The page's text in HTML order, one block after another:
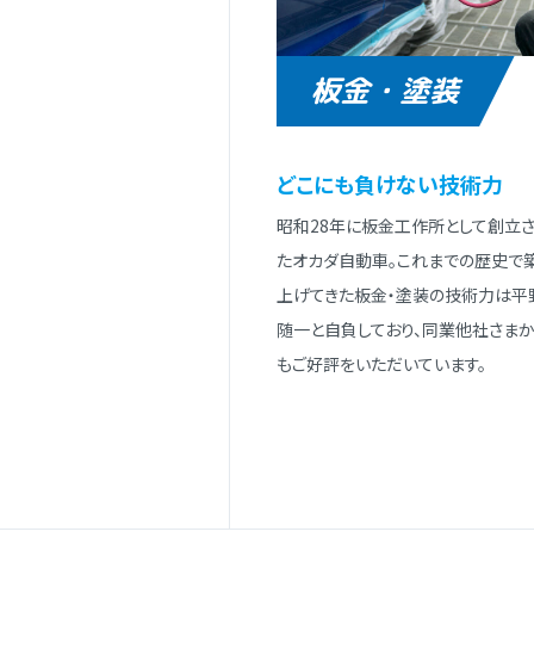
板金・塗装
どこにも負けない技術⼒
昭和28年に板⾦⼯作所として創⽴
たオカダ⾃動⾞。これまでの歴史で
上げてきた板⾦・塗装の技術⼒は
随⼀と⾃負しており、同業他社さま
もご好評をいただいています。